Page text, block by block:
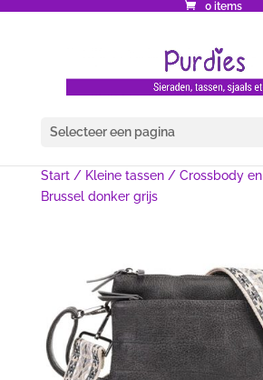
0 items
Selecteer een pagina
Start/ Kleine tassen/ Crossbody en
Brussel donker grijs